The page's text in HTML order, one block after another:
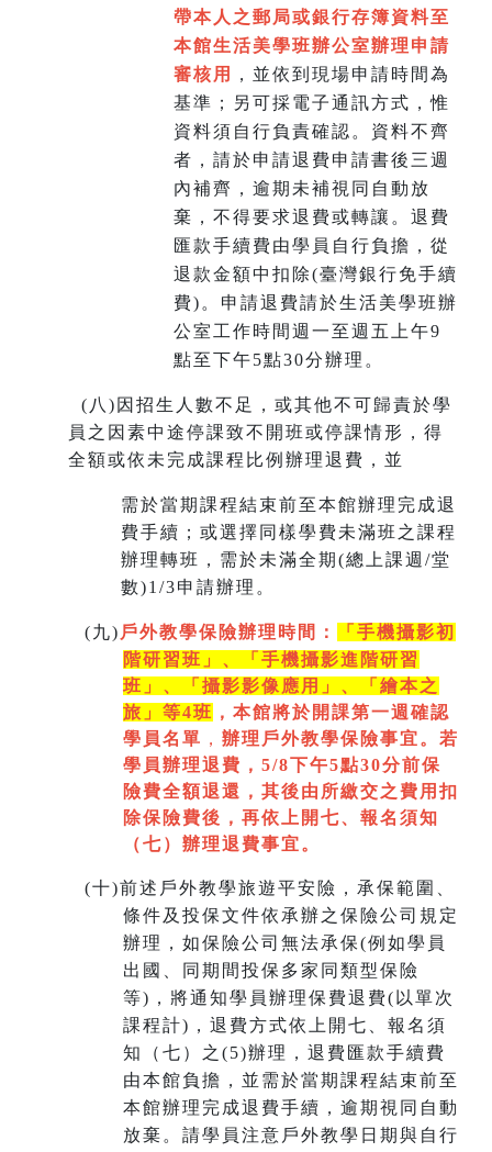
帶本人之郵局或銀行存簿資料至
本館生活美學班辦公室辦理申請
審核用
，並依到現場申請時間為
基準；另可採電子通訊方式，惟
資料須自行負責確認。資料不齊
者，請於申請退費申請書後三週
內補齊，逾期未補視同自動放
棄，不得要求退費或轉讓。退費
匯款手續費由學員自行負擔，從
退款金額中扣除(臺灣銀行免手續
費)。申請退費請於生活美學班辦
公室工作時間週一至週五上午9
點至下午5點30分辦理。
( 八)因招生人數不足，或其他不可歸責於學
員之因素中途停課致不開班或停課情形，得
全額或依未完成課程比例辦理退費，並
需於當期課程結束前至本館辦理完成退
費手續；或選擇同樣學費未滿班之課程
辦理轉班，需於未滿全期(總上課週/堂
數)1/3申請辦理。
(九) 戶外教學保險辦理時間：
「手機攝影初
階研習班」、「手機攝影進階研習
班」、「 攝影影像應用」、「繪本之
旅」等4班 ，本館將於開課第一週 確認
學員名單 ， 辦理戶外教學保險事宜。若
學員辦理退費，5/8下午5點30分前保
險費全額退還，其後由所繳交之費用扣
除保險費後，再依上開七、 報名須知
（七）辦理退費事宜。
(十)前述戶外教學旅遊平安險，承保範圍、
條件及投保文件依承辦之保險公司規定
辦理，如保險公司無法承保(例如學員
出國、同期間投保多家同類型保險
等)，將通知學員辦理保費退費(以單次
課程計)，退費方式依上開七、報名須
知（七）之(5)辦理，退費匯款手續費
由本館負擔，並需於當期課程結束前至
本館辦理完成退費手續， 逾期視同自動
放棄 。請學員注意戶外教學日期與自行